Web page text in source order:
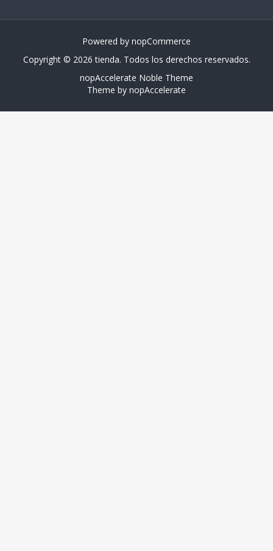
Powered by nopCommerce
Copyright © 2026 tienda. Todos los derechos reservados.
nopAccelerate Noble Theme
Theme by nopAccelerate